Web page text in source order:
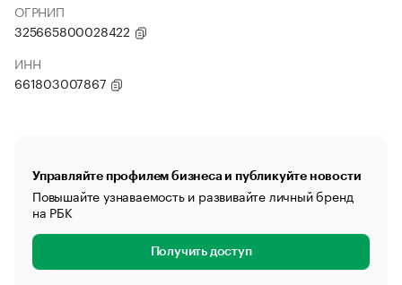
ОГРНИП
325665800028422
ИНН
661803007867
Управляйте профилем бизнеса и публикуйте новости
Повышайте узнаваемость и развивайте личный бренд
на РБК
Получить доступ